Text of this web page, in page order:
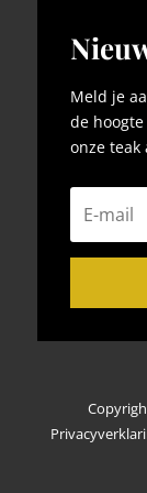
Meld je
de
onze teak